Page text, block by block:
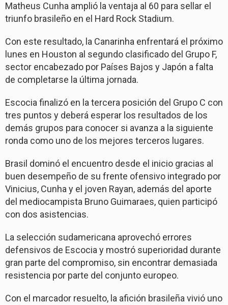
Matheus Cunha amplió la ventaja al 60 para sellar el
triunfo brasileño en el Hard Rock Stadium.
Con este resultado, la Canarinha enfrentará el próximo
lunes en Houston al segundo clasificado del Grupo F,
sector encabezado por Países Bajos y Japón a falta
de completarse la última jornada.
Escocia finalizó en la tercera posición del Grupo C con
tres puntos y deberá esperar los resultados de los
demás grupos para conocer si avanza a la siguiente
ronda como uno de los mejores terceros lugares.
Brasil dominó el encuentro desde el inicio gracias al
buen desempeño de su frente ofensivo integrado por
Vinicius, Cunha y el joven Rayan, además del aporte
del mediocampista Bruno Guimaraes, quien participó
con dos asistencias.
La selección sudamericana aprovechó errores
defensivos de Escocia y mostró superioridad durante
gran parte del compromiso, sin encontrar demasiada
resistencia por parte del conjunto europeo.
Con el marcador resuelto, la afición brasileña vivió uno